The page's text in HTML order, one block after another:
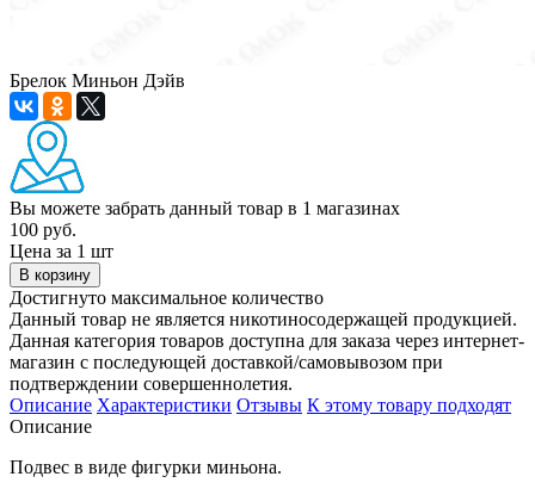
Брелок Миньон Дэйв
Вы можете забрать данный товар в 1 магазинах
100 руб.
Цена за 1 шт
В корзину
Достигнуто максимальное количество
Данный товар не является никотиносодержащей продукцией.
Данная категория товаров доступна для заказа через интернет-
магазин с последующей доставкой/самовывозом при
подтверждении совершеннолетия.
Описание Характеристики Отзывы К этому товару подходят
Описание
Подвес в виде фигурки миньона.